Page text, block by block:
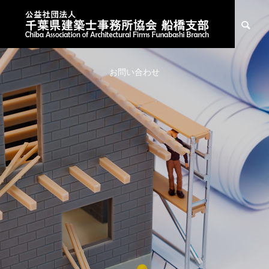
※一般の皆様へ ※建築士事務所の皆様 お知らせ
お問い合わせ